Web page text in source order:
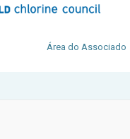
Área do Associado